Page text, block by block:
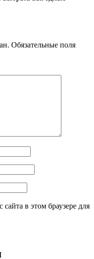
Обязательные поля
в этом браузере для